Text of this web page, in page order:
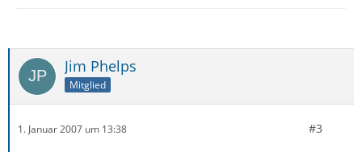
Jim Phelps
Mitglied
1. Januar 2007 um 13:38 #3